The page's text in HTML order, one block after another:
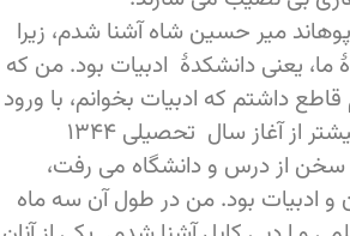
پوهاند میر حسین شاه آشنا شدم، زیرا
ما، یعنی دانشکدۀ ادبیات بود. من که
داشتم که ادبیات بخوانم، با ورود
به کابل، که سه ماه پیشتر از آغاز سال تحصیلی ۱۳۴۴
از درس و دانشگاه می رفت،
و ادبیات بود. من در طول آن سه ماه